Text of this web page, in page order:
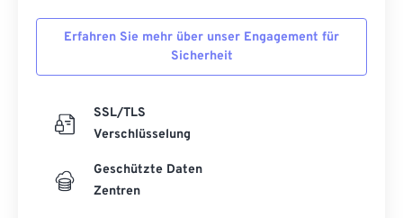
Erfahren Sie mehr über unser Engagement für
Sicherheit
SSL/TLS
Verschlüsselung
Geschützte Daten
Zentren